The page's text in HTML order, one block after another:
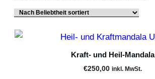
Kraft- und Heil-Mandala
€250,00 inkl. MwSt.